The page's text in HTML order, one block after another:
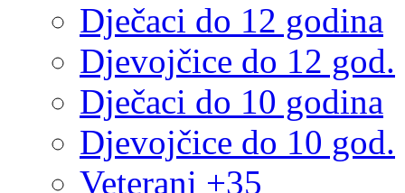
Dječaci do 12 godina
Djevojčice do 12 god.
Dječaci do 10 godina
Djevojčice do 10 god.
Veterani +35